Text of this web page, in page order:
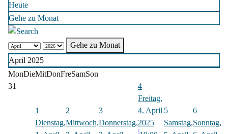
Heute
Gehe zu Monat
Gehe zu Monat
April 2025
MonDieMitDonFreSamSon
31
1
Dienstag,
2
Mittwoch,
3
Donnerstag,
4
Freitag,
4. April
2025
5
Samstag,
6
Sonntag,